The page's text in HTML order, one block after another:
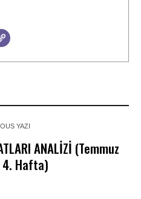
YAZI
ANALİZİ (Temmuz
Hafta)